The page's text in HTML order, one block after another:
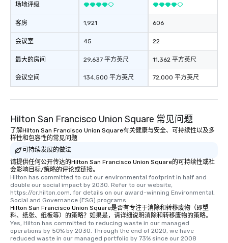
场地评级
客房
会议室
最大的房间
会议空间
1,921
45
29,637 平方英尺
134,500 平方英尺
606
22
11,362 平方英尺
72,000 平方英尺
Hilton San Francisco Union Square 常见问题
了解Hilton San Francisco Union Square有关健康与安全、可持续性以及多
样性和包容性的常见问题
可持续发展的做法
请提供任何公开传达的Hilton San Francisco Union Square的可持续性或社
会影响目标/策略的评论或链接。
Hilton has committed to cut our environmental footprint in half and
double our social impact by 2030. Refer to our website,
https://cr.hilton.com, for details on our award-winning Environmental,
Social and Governance (ESG) programs.
Hilton San Francisco Union Square是否有专注于消除和转移废物（即塑
料、纸张、纸板等）的策略？如果是，请详细说明消除和转移废物的策略。
Yes, Hilton has committed to reducing waste in our managed
operations by 50% by 2030. Through the end of 2020, we have
reduced waste in our managed portfolio by 73% since our 2008